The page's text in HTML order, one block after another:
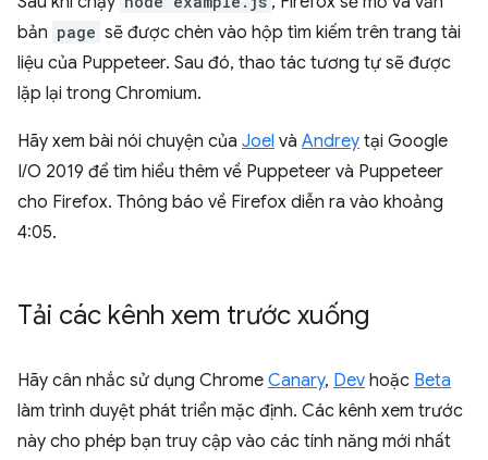
bản page sẽ được chèn vào hộp tìm kiếm trên trang tài
liệu của Puppeteer. Sau đó, thao tác tương tự sẽ được
lặp lại trong Chromium.
Hãy xem bài nói chuyện của Joel và Andrey tại Google
I/O 2019 để tìm hiểu thêm về Puppeteer và Puppeteer
cho Firefox. Thông báo về Firefox diễn ra vào khoảng
4:05.
Tải các kênh xem trước xuống
Hãy cân nhắc sử dụng Chrome Canary, Dev hoặc Beta
làm trình duyệt phát triển mặc định. Các kênh xem trước
này cho phép bạn truy cập vào các tính năng mới nhất